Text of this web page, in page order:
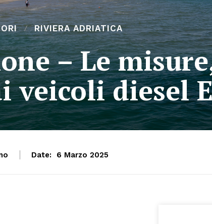
RIVIERA ADRIATICA
– Le
veicoli diesel
Date: 6 Marzo 2025